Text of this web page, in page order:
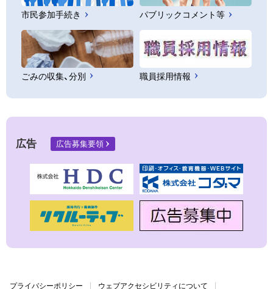
市民参加手続き パブリックコメント等
ごみの収集、分別 職員採用情報
広告 広告募集要領
プライバシーポリシー ウェブアクセシビリティについて